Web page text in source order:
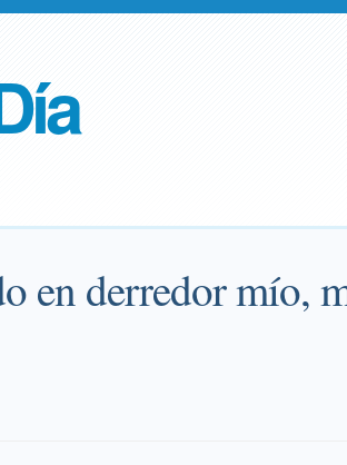
en derredor mío,